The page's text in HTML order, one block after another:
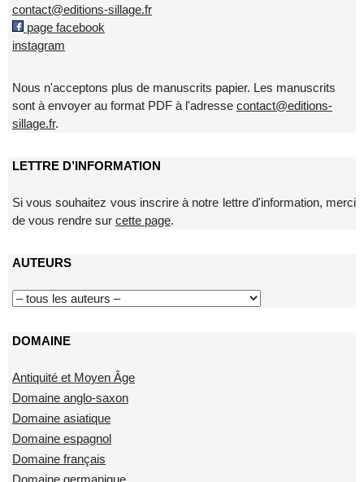
contact@editions-sillage.fr
page facebook
instagram
Nous n'acceptons plus de manuscrits papier. Les manuscrits
sont à envoyer au format PDF à l'adresse contact@editions-
sillage.fr.
LETTRE D’INFORMATION
Si vous souhaitez vous inscrire à notre lettre d'information, merci
de vous rendre sur cette page.
AUTEURS
DOMAINE
Antiquité et Moyen Âge
Domaine anglo-saxon
Domaine asiatique
Domaine espagnol
Domaine français
Domaine germanique